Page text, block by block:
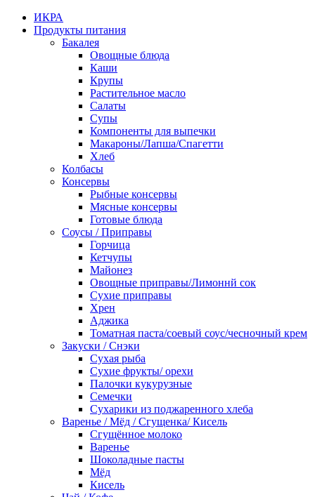
ИКРА
Продукты питания
Бакалея
Овощные блюда
Каши
Крупы
Растительное масло
Салаты
Супы
Компоненты для выпечки
Макароны/Лапша/Спагетти
Хлеб
Колбасы
Консервы
Рыбные консервы
Мясные консервы
Готовые блюда
Соусы / Приправы
Горчица
Кетчупы
Майонез
Овощные приправы/Лимоннй сок
Сухие приправы
Хрен
Аджика
Томатная паста/соевый соус/чесночный крем
Закуски / Снэки
Сухая рыба
Сухие фрукты/ орехи
Палочки кукурузные
Семечки
Сухарики из поджаренного хлеба
Варенье / Мёд / Сгущенка/ Кисель
Сгущённое молоко
Варенье
Шоколадные пасты
Мёд
Кисель